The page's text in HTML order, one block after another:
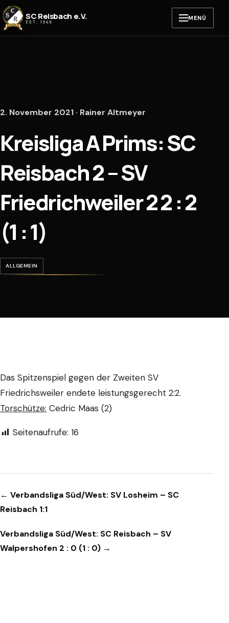
Zum Inhalt springen
SC Reisbach e.V.
EST. 1946 MENÜ
2. November 2021 · Rainer Altmeyer
Kreisliga A Prims: SC
Reisbach 2 – SV
Friedrichweiler 2 2 : 2
(1 : 1)
ALLGEMEIN
Das Spitzenspiel gegen der Zweiten SV
Friedrichsweiler endete leistungsgerecht 2:2.
Torschütze: Cedric Maas (2)
Seitenaufrufe: 16
Beitragsnavigation
← Verbandsliga Süd/West: SV Losheim – SC
Reisbach 1:1
Verbandsliga Süd/West: SC Reisbach – SV
Walpershofen 2 : 0 (1 : 0) →